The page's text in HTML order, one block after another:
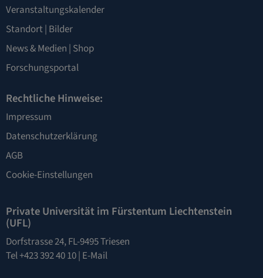
Veranstaltungskalender
Standort| Bilder
News & Medien | Shop
Forschungsportal
Rechtliche Hinweise:
Impressum
Datenschutzerklärung
AGB
Cookie-Einstellungen
Private Universität im Fürstentum Liechtenstein
(UFL)
Dorfstrasse 24, FL-9495 Triesen
Tel +423 392 40 10 | E-Mail